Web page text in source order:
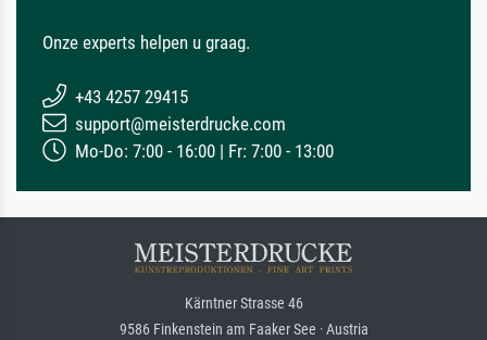
Onze experts helpen u graag.
+43 4257 29415
support@meisterdrucke.com
Mo-Do: 7:00 - 16:00 | Fr: 7:00 - 13:00
Kärntner Strasse 46
9586 Finkenstein am Faaker See · Austria